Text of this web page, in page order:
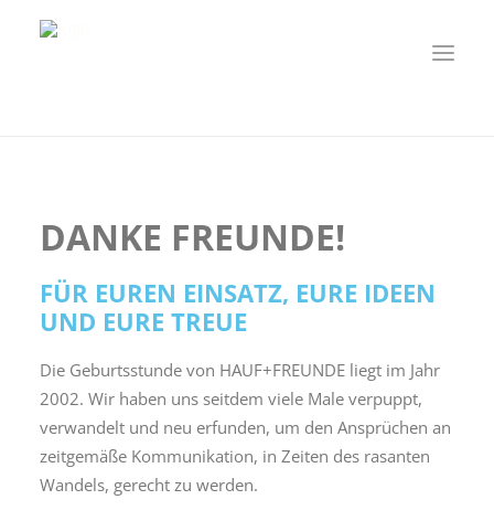
SERVICES
PORTFOLIO
KONTAKT | IMPRESSUM
DANKE FREUNDE!
FÜR EUREN EINSATZ, EURE IDEEN
UND EURE TREUE
Die Geburtsstunde von HAUF+FREUNDE liegt im Jahr
2002. Wir haben uns seitdem viele Male verpuppt,
verwandelt und neu erfunden, um den Ansprüchen an
zeitgemäße Kommunikation, in Zeiten des rasanten
Wandels, gerecht zu werden.